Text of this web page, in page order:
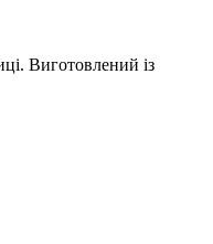
Виготовлений із